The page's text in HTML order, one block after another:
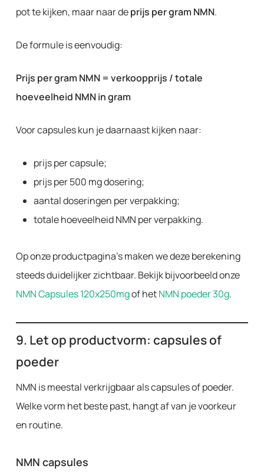
pot te kijken, maar naar deprijs per gram NMN.
De formule is eenvoudig:
Prijs per gram NMN = verkoopprijs / totale
hoeveelheid NMN in gram
Voor capsules kun je daarnaast kijken naar:
prijs per capsule;
prijs per 500 mg dosering;
aantal doseringen per verpakking;
totale hoeveelheid NMN per verpakking.
Op onze productpagina’s maken we deze berekening
steeds duidelijker zichtbaar. Bekijk bijvoorbeeld onze
NMN Capsules 120x250mgof hetNMN poeder 30g.
9. Let op productvorm: capsules of
poeder
NMN is meestal verkrijgbaar als capsules of poeder.
Welke vorm het beste past, hangt af van je voorkeur
en routine.
NMN capsules